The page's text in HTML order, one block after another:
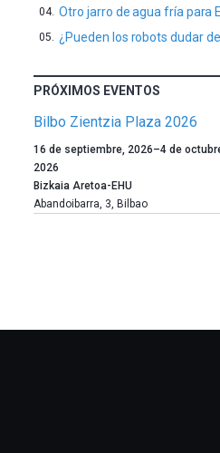
Otro jarro de agua fría para
¿Pueden los robots dudar
PRÓXIMOS EVENTOS
Bilbo Zientzia Plaza 2026
Un
año
más,
Bilbao
la
16 de septiembre, 2026–4 de
2026
Bizkaia Aretoa-EHU
Abandoibarra, 3, Bilbao